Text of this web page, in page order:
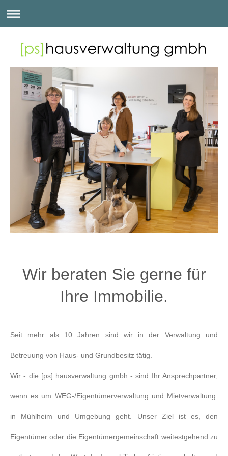
Wir beraten Sie gerne für
Ihre Immobilie.
Seit mehr als 10 Jahren sind wir in der Verwaltung und
Betreuung von Haus- und Grundbesitz tätig.
Wir - die [ps] hausverwaltung gmbh - sind Ihr Ansprechpartner,
wenn es um WEG-/Eigentümerverwaltung und Mietverwaltung
in Mühlheim und Umgebung geht. Unser Ziel ist es, den
Eigentümer oder die Eigentümergemeinschaft weitestgehend zu